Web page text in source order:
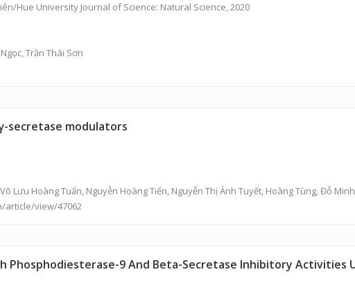
Hue University Journal of Science: Natural Science, 2020
Trần Thái Sơn
secretase modulators
Lưu Hoàng Tuấn, Nguyễn Hoàng Tiến, Nguyễn Thị Ánh Tuyết, Hoàng Tùng, Đỗ
view/47062
Phosphodiesterase-9 And Beta-Secretase Inhibitory Activities